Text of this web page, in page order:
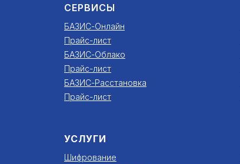
СЕРВИСЫ
БАЗИС-Онлайн
Прайс-лист
БАЗИС-Облако
Прайс-лист
БАЗИС-Расстановка
Прайс-лист
УСЛУГИ
Шифрование